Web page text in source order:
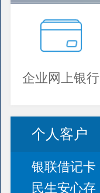
企业网上银行
个人客户
银联借记卡
民生安心存